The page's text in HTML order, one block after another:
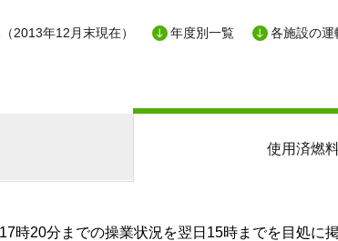
2013年12月末現在） 年度別一覧 各施設の運
使用済燃
時20分までの操業状況を翌日15時までを目処に掲